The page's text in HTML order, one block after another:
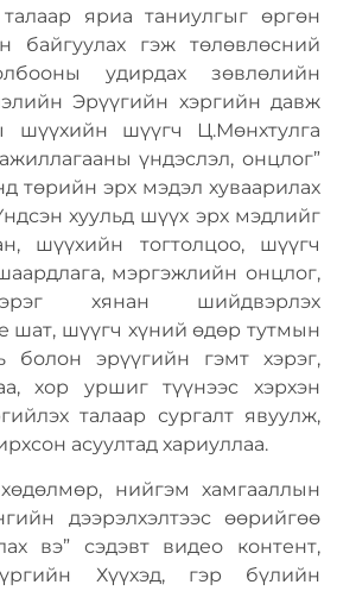
яриа таниулгыг өргөн
байгуулах гэж төлөвлөсний
удирдах зөвлөлийн
Эрүүгийн хэргийн давж
шүүхийн шүүгч Ц.Мөнхтулга
үндэслэл, онцлог”
төрийн эрх мэдэл хуваарилах
хуульд шүүх эрх мэдлийг
шүүхийн тогтолцоо, шүүгч
мэргэжлийн онцлог,
хянан шийдвэрлэх
шат, шүүгч хүний өдөр тутмын
болон эрүүгийн гэмт хэрэг,
хор уршиг түүнээс хэрхэн
талаар сургалт явуулж,
асуултад хариуллаа.
нийгэм хамгааллын
дээрэлхэлтээс өөрийгөө
вэ” сэдэвт видео контент,
Хүүхэд, гэр бүлийн